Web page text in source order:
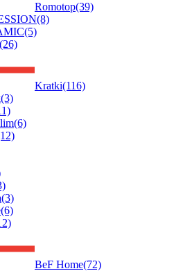
Romotop(39)
(8)
(5)
(26)
Kratki(116)
(3)
(6)
(3)
(6)
BeF Home(72)